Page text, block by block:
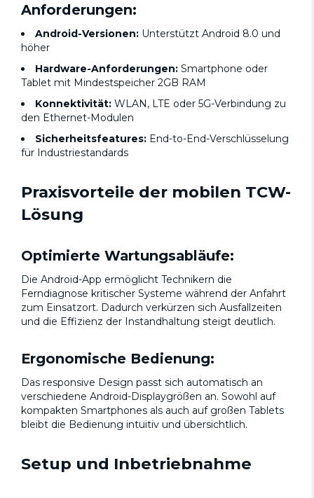
Anforderungen:
Android-Versionen: Unterstützt Android 8.0 und
höher
Hardware-Anforderungen: Smartphone oder
Tablet mit Mindestspeicher 2GB RAM
Konnektivität: WLAN, LTE oder 5G-Verbindung zu
den Ethernet-Modulen
Sicherheitsfeatures: End-to-End-Verschlüsselung
für Industriestandards
Praxisvorteile der mobilen TCW-
Lösung
Optimierte Wartungsabläufe:
Die Android-App ermöglicht Technikern die
Ferndiagnose kritischer Systeme während der Anfahrt
zum Einsatzort. Dadurch verkürzen sich Ausfallzeiten
und die Effizienz der Instandhaltung steigt deutlich.
Ergonomische Bedienung:
Das responsive Design passt sich automatisch an
verschiedene Android-Displaygrößen an. Sowohl auf
kompakten Smartphones als auch auf großen Tablets
bleibt die Bedienung intuitiv und übersichtlich.
Setup und Inbetriebnahme